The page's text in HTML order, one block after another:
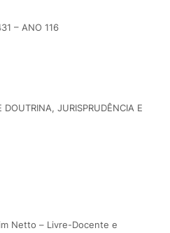
– ANO 116
JURISPRUDÊNCIA E
Netto – Livre-Docente e